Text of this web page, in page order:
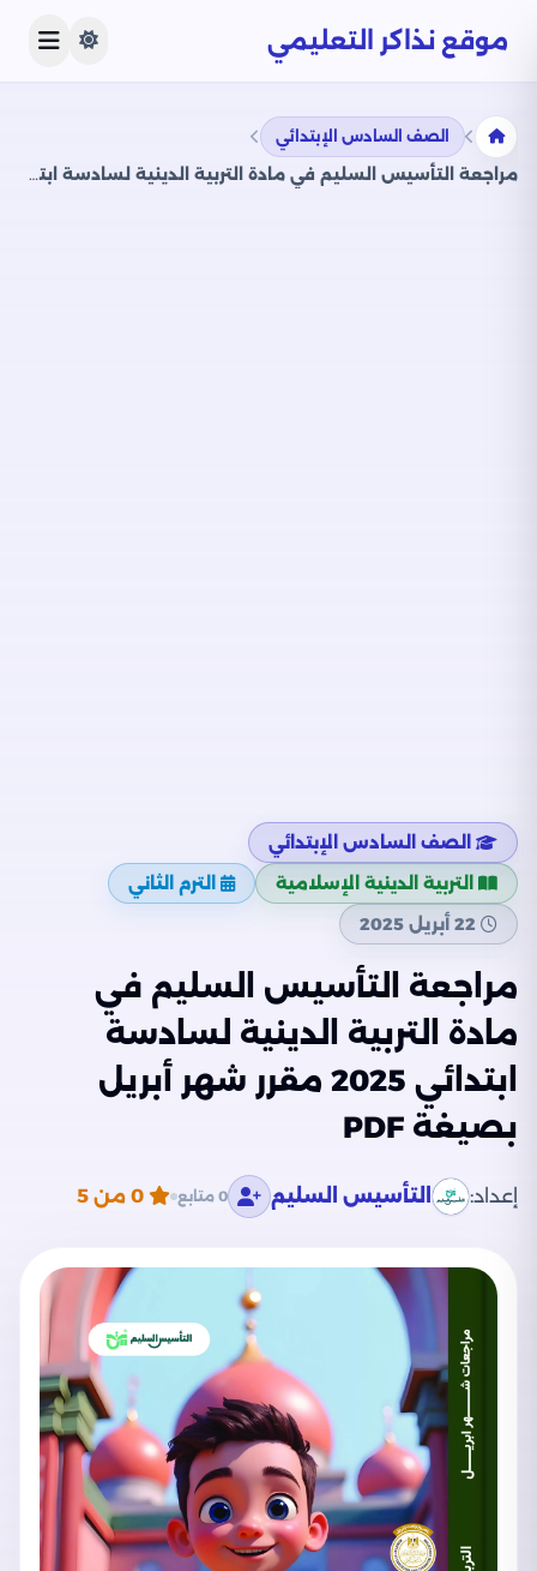
موقع نذاكر التعليمي
الصف السادس الإبتدائي
مراجعة التأسيس السليم في مادة التربية الدينية لسادسة ابتدائي 2025 مقرر شهر أبريل بصيغة PDF
الصف السادس الإبتدائي
التربية الدينية الإسلامية
الترم الثاني
22 أبريل 2025
مراجعة التأسيس السليم في
مادة التربية الدينية لسادسة
ابتدائي 2025 مقرر شهر أبريل
بصيغة PDF
إعداد: التأسيس السليم 0 متابع 0 من 5